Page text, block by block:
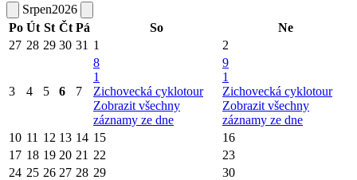
Srpen2026
Po Út St Čt Pá So
Ne
27 28 29 30 31 1 2
3 4 5 6 7
8
1
Zichovecká cyklotour
Zobrazit všechny
záznamy ze dne
9
1
Zichovecká cyklotour
Zobrazit všechny
záznamy ze dne
10 11 12 13 14 15
16
17 18 19 20 21 22
23
24 25 26 27 28 29 30